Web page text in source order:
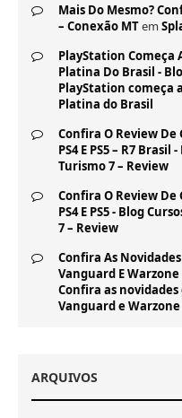
Mais Do Mesmo?
– Conexão MTem
PlayStation Começa
Platina Do Brasil -
PlayStation começa
Platina do Brasil
Confira O Review De
PS4 E PS5 – R7
Turismo 7 – Review
Confira O Review De
PS4 E PS5 - Blog
7 – Review
Confira As
Vanguard E
Confira as
Vanguard e Warzone
ARQUIVOS